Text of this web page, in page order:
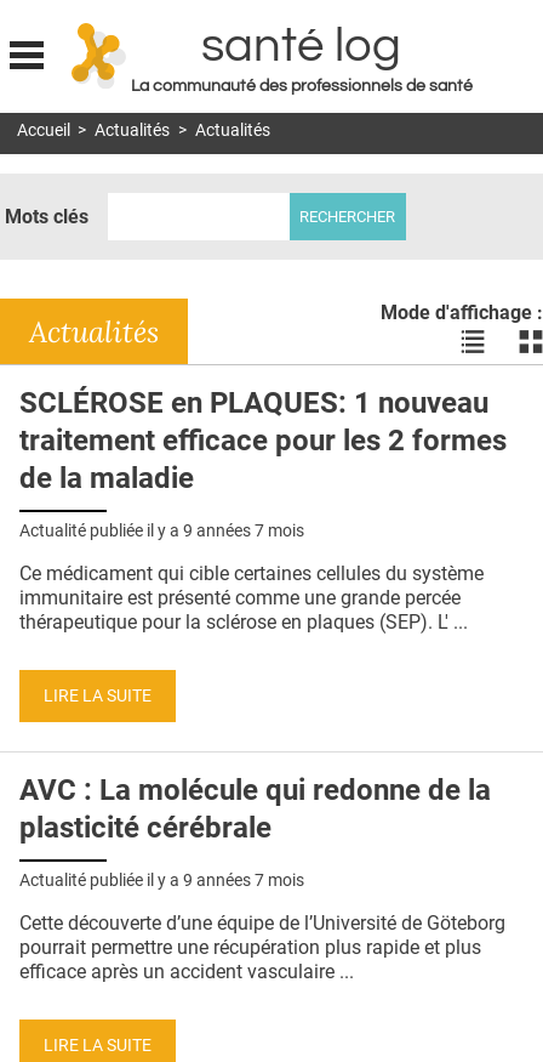
Jump to navigation
santé log
La communauté des professionnels de santé
MON COMPTE
DOSSIERS
RÉSEAUX
E-REVUE SAD
L'APP
PUBLICITÉ
CONTACT
Accueil > Actualités > Actualités
Mots clés
Mode d'affichage :
Voir
les
en
liste
les
Actualités
SCLÉROSE en PLAQUES: 1 nouveau
traitement efficace pour les 2 formes
de la maladie
Actualité publiée il y a 9 années 7 mois
Ce médicament qui cible certaines cellules du système
immunitaire est présenté comme une grande percée
thérapeutique pour la sclérose en plaques (SEP). L' ...
LIRE LA SUITE
AVC : La molécule qui redonne de la
plasticité cérébrale
Actualité publiée il y a 9 années 7 mois
Cette découverte d’une équipe de l’Université de Göteborg
pourrait permettre une récupération plus rapide et plus
efficace après un accident vasculaire ...
LIRE LA SUITE